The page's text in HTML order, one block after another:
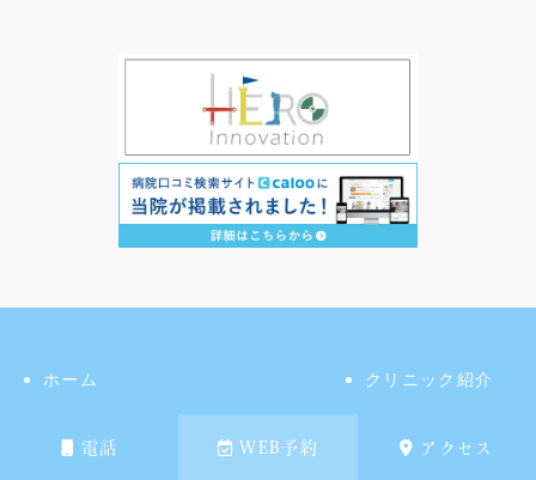
電話 WEB予約 アクセス
ホーム クリニック紹介